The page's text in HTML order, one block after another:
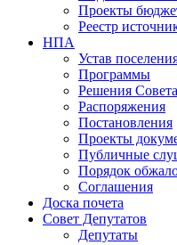
Проекты
Реестр
НПА
Устав
Программы
Решения Совета
Распоряжения
Постановления
Проекты
Публичные
Порядок
Соглашения
Доска почета
Совет Депутатов
Депутаты